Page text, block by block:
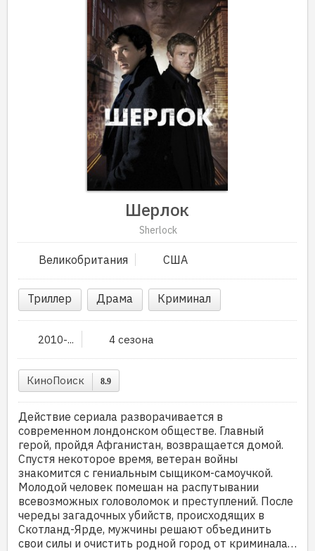
Шерлок
Sherlock
Великобритания США
Триллер Драма Криминал
2010-... 4 сезона
КиноПоиск 8.9
Действие сериала разворачивается в
современном лондонском обществе. Главный
герой, пройдя Афганистан, возвращается домой.
Спустя некоторое время, ветеран войны
знакомится с гениальным сыщиком-самоучкой.
Молодой человек помешан на распутывании
всевозможных головоломок и преступлений. После
череды загадочных убийств, происходящих в
Скотланд-Ярде, мужчины решают объединить
свои силы и очистить родной город от криминала…